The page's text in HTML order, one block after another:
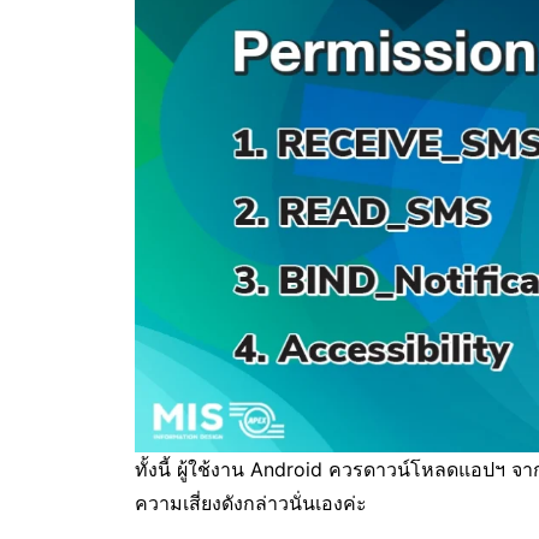
ทั้งนี้ ผู้ใช้งาน Android ควรดาวน์โหลดแอปฯ จา
ความเสี่ยงดังกล่าวนั่นเองค่ะ